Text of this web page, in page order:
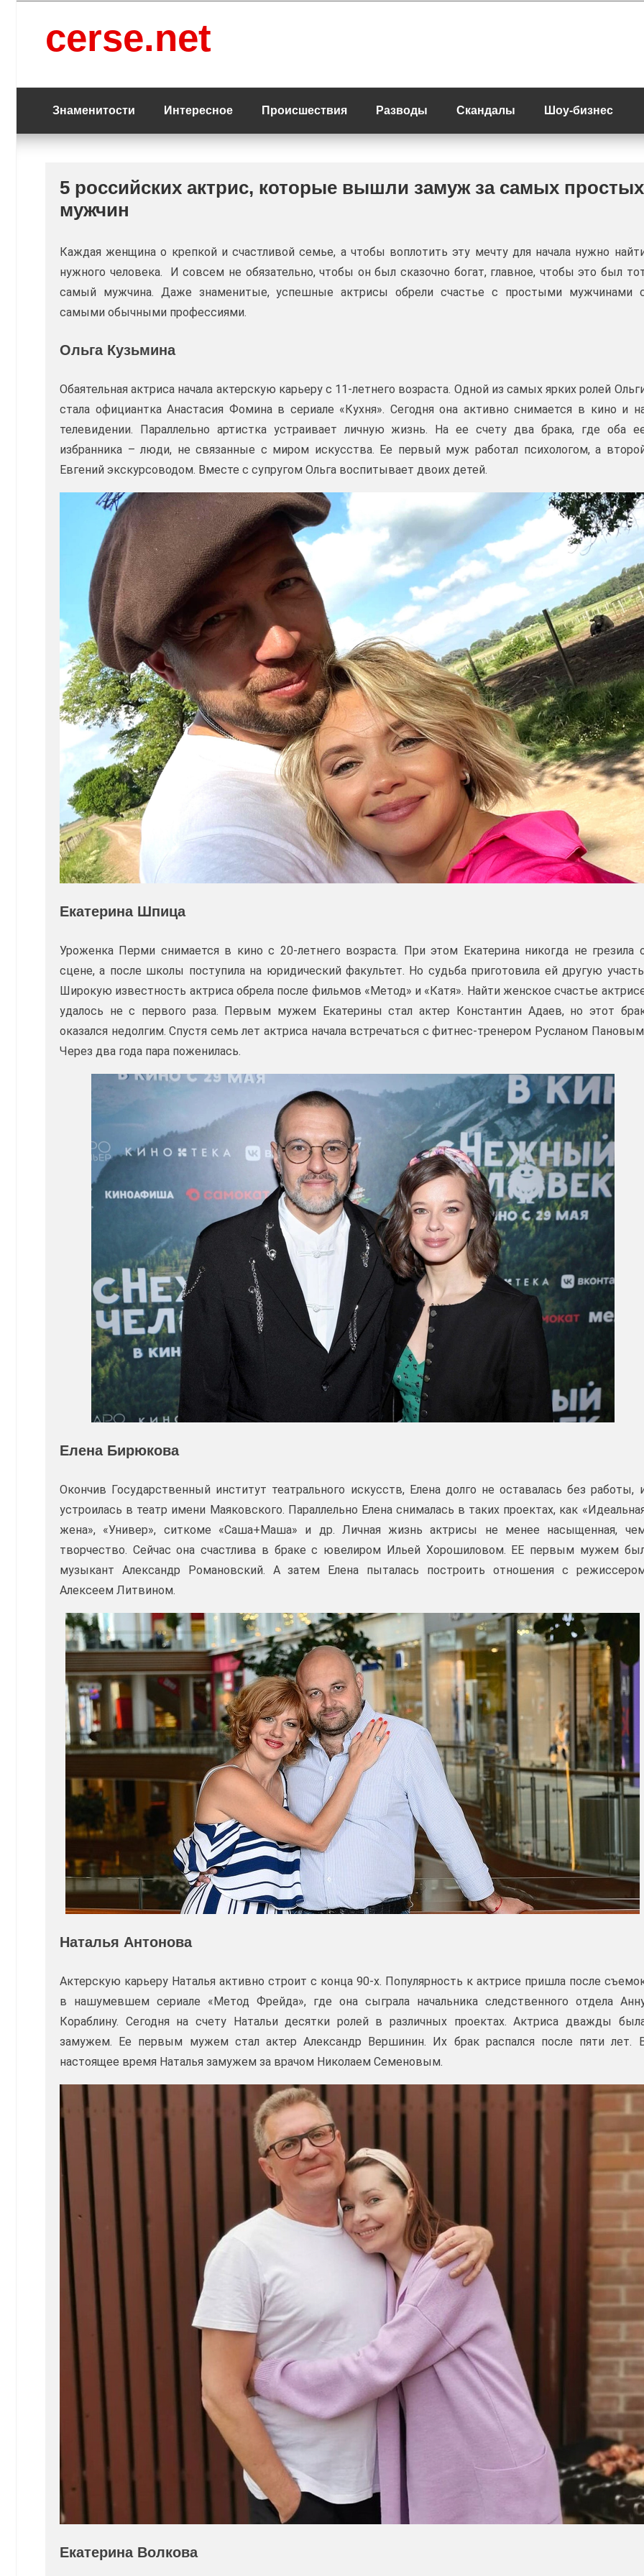
содержанию
cerse.net
Знаменитости Интересное Происшествия Разводы Скандалы Шоу-бизнес
5 российских актрис, которые вышли замуж за самых простых
мужчин
Каждая женщина о крепкой и счастливой семье, а чтобы воплотить эту мечту для начала нужно
нужного человека. И совсем не обязательно, чтобы он был сказочно богат, главное, чтобы это был
самый мужчина. Даже знаменитые, успешные актрисы обрели счастье с простыми мужчинами
самыми обычными профессиями.
Ольга Кузьмина
Обаятельная актриса начала актерскую карьеру с 11-летнего возраста. Одной из самых ярких ролей
стала официантка Анастасия Фомина в сериале «Кухня». Сегодня она активно снимается в кино и
телевидении. Параллельно артистка устраивает личную жизнь. На ее счету два брака, где оба
избранника – люди, не связанные с миром искусства. Ее первый муж работал психологом, а
Евгений экскурсоводом. Вместе с супругом Ольга воспитывает двоих детей.
Екатерина Шпица
Уроженка Перми снимается в кино с 20-летнего возраста. При этом Екатерина никогда не грезила
сцене, а после школы поступила на юридический факультет. Но судьба приготовила ей другую
Широкую известность актриса обрела после фильмов «Метод» и «Катя». Найти женское счастье
удалось не с первого раза. Первым мужем Екатерины стал актер Константин Адаев, но этот
оказался недолгим. Спустя семь лет актриса начала встречаться с фитнес-тренером Русланом
Через два года пара поженилась.
Елена Бирюкова
Окончив Государственный институт театрального искусств, Елена долго не оставалась без работы,
устроилась в театр имени Маяковского. Параллельно Елена снималась в таких проектах, как
жена», «Универ», ситкоме «Саша+Маша» и др. Личная жизнь актрисы не менее насыщенная,
творчество. Сейчас она счастлива в браке с ювелиром Ильей Хорошиловом. ЕЕ первым мужем
музыкант Александр Романовский. А затем Елена пыталась построить отношения с
Алексеем Литвином.
Наталья Антонова
Актерскую карьеру Наталья активно строит с конца 90-х. Популярность к актрисе пришла после
в нашумевшем сериале «Метод Фрейда», где она сыграла начальника следственного отдела
Кораблину. Сегодня на счету Натальи десятки ролей в различных проектах. Актриса дважды
замужем. Ее первым мужем стал актер Александр Вершинин. Их брак распался после пяти лет.
настоящее время Наталья замужем за врачом Николаем Семеновым.
Екатерина Волкова